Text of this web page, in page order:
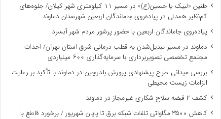
طنین «لبیک یا حسین(ع)» در مسیر ۱۱ کیلومتری شهر کیلان/ جلوه‌های
کم‌نظیر همدلی در پیاده‌روی جاماندگان اربعین شهرستان دماوند
پیاده‌روی جاماندگان اربعین با حضور پرشور مردم شهر آبسرد
دماوند در مسیر تبدیل‌شدن به قطب درمانی شرق استان تهران/ احداث
مجتمع تخصصی تصویربرداری با سرمایه‌گذاری ۶۰۰ میلیاردی
بررسی میدانی طرح پیشنهادی پرورش بلدرچین در دماوند با تأکید بر رعایت
الزامات زیست ‌محیطی
کشف ۲ قبضه سلاح شکاری غیرمجاز در دماوند
کاهش ۳۵۰۰ مگاواتی تلفات شبکه برق تا پایان شهریور / برخورد قاطع با